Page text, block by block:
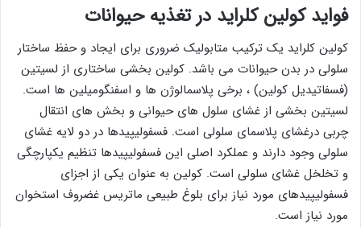
فواید کولین کلراید در تغذیه حیوانات
کولین کلراید یک ترکیب متابولیک ضروری برای ایجاد و حفظ ساختار
سلولی در بدن حیوانات می باشد. کولین بخشی ساختاری از لسیتین
(فسفاتیدیل کولین) ، برخی پلاسمالوژن ها و اسفنگومیلین ها است.
لسیتین بخشی از غشای سلول های حیوانی و بخش های انتقال
چربی درغشای پلاسمای سلولی است. فسفولیپیدها در دو لایه غشای
سلولی وجود دارند و عملکرد اصلی این فسفولیپیدها تنظیم یکپارچگی
و تخلخل غشای سلولی است. کولین به عنوان یکی از اجزای
فسفولیپیدهای مورد نیاز برای بلوغ طبیعی ماتریس غضروف استخوان
مورد نیاز است.